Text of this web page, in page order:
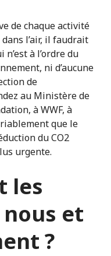
de chaque activité
l’air, il faudrait
à l’ordre du
ni d’aucune
de
au Ministère de
à WWF, à
que le
du CO2
urgente.
les
et
?